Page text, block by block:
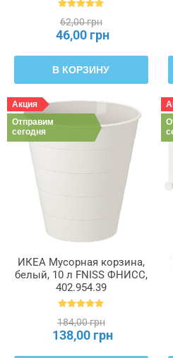
62,00 грн
46,00 грн
В КОРЗИНУ
Акция
Отправим
сегодня
ИКЕА Мусорная корзина,
белый, 10 л FNISS ФНИСС,
402.954.39
184,00 грн
138,00 грн